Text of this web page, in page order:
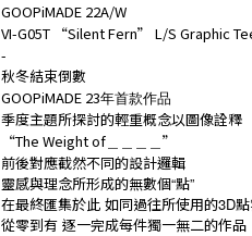
GOOPiMADE 22A/W
VI-G05T “Silent Fern” L/S Graphic
-
秋冬結束倒數
GOOPiMADE 23年首款作品
季度主題所探討的輕重概念以圖像詮釋
“The Weight of
”
前後對應截然不同的設計邏輯
靈感與理念所形成的無數個“點”
在最終匯集於此 如同過往所使用的3D
從零到有 逐一完成每件獨一無二的作品